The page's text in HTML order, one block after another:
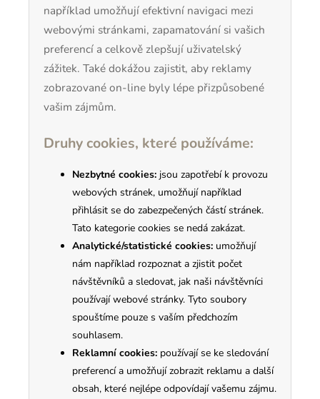
například umožňují efektivní navigaci mezi
webovými stránkami, zapamatování si vašich
preferencí a celkově zlepšují uživatelský
zážitek. Také dokážou zajistit, aby reklamy
zobrazované on-line byly lépe přizpůsobené
vašim zájmům.
Druhy cookies, které používáme:
Nezbytné cookies: jsou zapotřebí k provozu
webových stránek, umožňují například
přihlásit se do zabezpečených částí stránek.
Tato kategorie cookies se nedá zakázat.
Analytické/statistické cookies: umožňují
nám například rozpoznat a zjistit počet
návštěvníků a sledovat, jak naši návštěvníci
používají webové stránky. Tyto soubory
spouštíme pouze s vaším předchozím
souhlasem.
Reklamní cookies: používají se ke sledování
preferencí a umožňují zobrazit reklamu a další
obsah, které nejlépe odpovídají vašemu zájmu.